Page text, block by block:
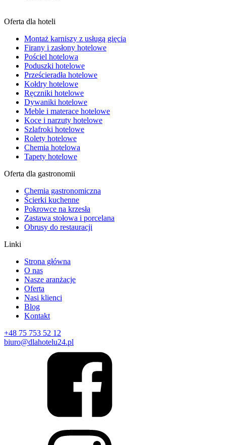
Oferta dla hoteli
Montaż karniszy z usługą gięcia
Firany i zasłony hotelowe
Pościel hotelowa
Poduszki hotelowe
Prześcieradła hotelowe
Kołdry hotelowe
Ręczniki hotelowe
Dywaniki hotelowe
Meble i materace hotelowe
Koce i narzuty hotelowe
Szlafroki hotelowe
Rolety hotelowe
Chemia hotelowa
Tapety hotelowe
Oferta dla gastronomii
Chemia gastronomiczna
Ścierki kuchenne
Pokrowce na krzesła
Zastawa stołowa i porcelana
Obrusy do restauracji
Linki
Strona główna
O nas
Nasze aranżacje
Oferta
Nasi klienci
Blog
Kontakt
+48 75 753 52 12
biuro@dlahotelu24.pl